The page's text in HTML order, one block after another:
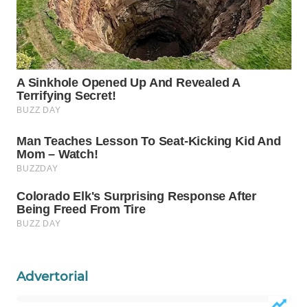
Advertorial
PORTAL
KONSUMEN
FORWAMKI
ALPERKLINAS
FORJASIDA
TAMBANG
SITUNGIR
SIDIKALANG